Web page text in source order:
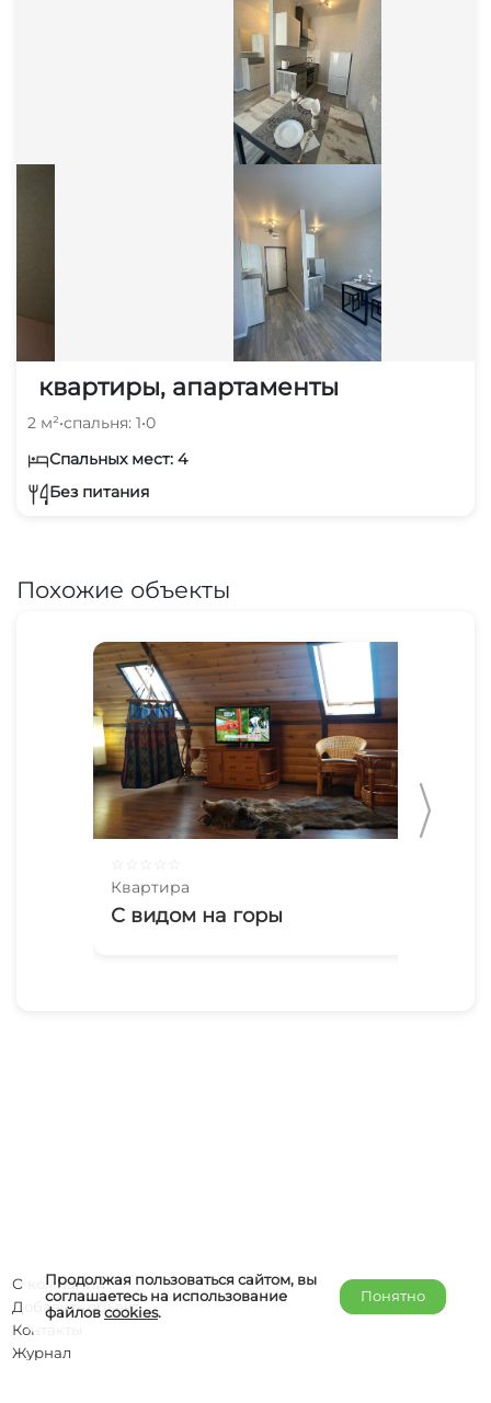
квартиры, апартаменты
2 м²•спальня: 1•0
Спальных мест: 4
Без питания
Похожие объекты
Квартира
С видом на горы
Продолжая пользоваться сайтом, вы
соглашаетесь на использование
файловcookies.
Понятно
О компании
Добавить объект
Контакты
Журнал